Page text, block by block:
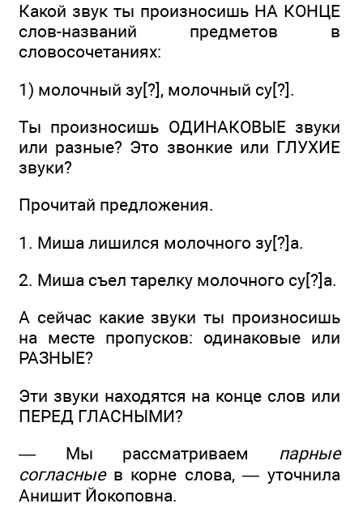
Какой звук ты произносишь НА КОНЦЕ
слов-названий предметов в
словосочетаниях:
1) молочный зу[?], молочный су[?].
Ты произносишь ОДИНАКОВЫЕ звуки
или разные? Это звонкие или ГЛУХИЕ
звуки?
Прочитай предложения.
1. Миша лишился молочного зу[?]а.
2. Миша съел тарелку молочного су[?]а.
А сейчас какие звуки ты произносишь
на месте пропусков: одинаковые или
РАЗНЫЕ?
Эти звуки находятся на конце слов или
ПЕРЕД ГЛАСНЫМИ?
— Мы рассматриваем парные
согласныев корне слова, — уточнила
Анишит Йокоповна.